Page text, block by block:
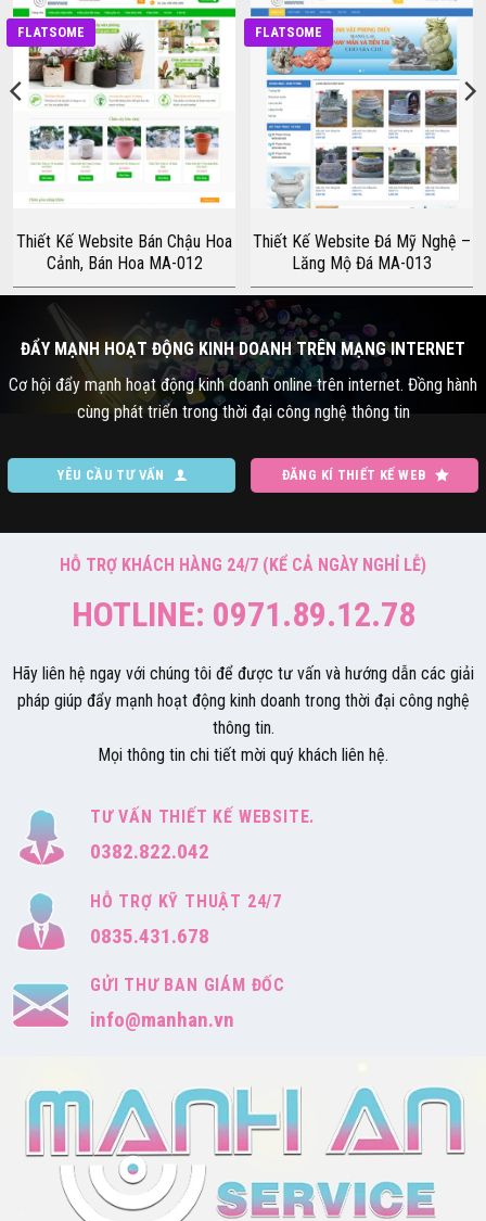
FLATSOME
Thiết Kế Website Bán Chậu Hoa
Cảnh, Bán Hoa MA-012
FLATSOME
Thiết Kế Website Đá Mỹ Nghệ –
Lăng Mộ Đá MA-013
ĐẨY MẠNH HOẠT ĐỘNG KINH DOANH TRÊN MẠNG INTERNET
Cơ hội đẩy mạnh hoạt động kinh doanh online trên internet. Đồng hành
cùng phát triển trong thời đại công nghệ thông tin
YÊU CẦU TƯ VẤN ĐĂNG KÍ THIẾT KẾ WEB
HỖ TRỢ KHÁCH HÀNG 24/7 (KỂ CẢ NGÀY NGHỈ LỄ)
HOTLINE: 0971.89.12.78
Hãy liên hệ ngay với chúng tôi để được tư vấn và hướng dẫn các giải
pháp giúp đẩy mạnh hoạt động kinh doanh trong thời đại công nghệ
thông tin.
Mọi thông tin chi tiết mời quý khách liên hệ.
TƯ VẤN THIẾT KẾ WEBSITE.
0382.822.042
HỖ TRỢ KỸ THUẬT 24/7
0835.431.678
GỬI THƯ BAN GIÁM ĐỐC
info@manhan.vn